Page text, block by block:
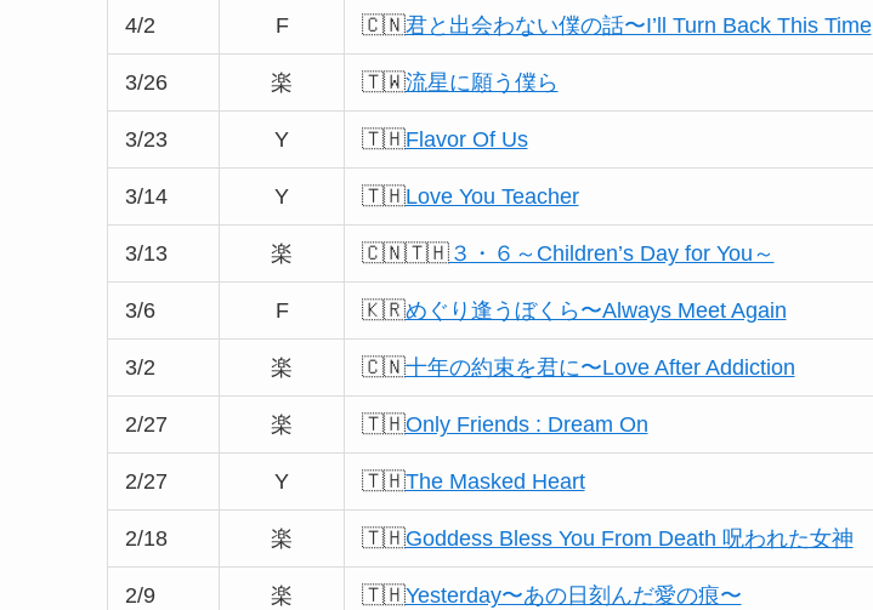
4/2 F 🇨🇳君と出会わない僕の話〜I’ll Turn Back This Time
3/26 楽 🇹🇼流星に願う僕ら
3/23 Y 🇹🇭Flavor Of Us
3/14 Y 🇹🇭Love You Teacher
3/13 楽 🇨🇳🇹🇭３・６～Children’s Day for You～
3/6 F 🇰🇷めぐり逢うぼくら〜Always Meet Again
3/2 楽 🇨🇳十年の約束を君に〜Love After Addiction
2/27 楽 🇹🇭Only Friends : Dream On
2/27 Y 🇹🇭The Masked Heart
2/18 楽 🇹🇭Goddess Bless You From Death 呪われた女神
2/9 楽 🇹🇭Yesterday〜あの日刻んだ愛の痕〜